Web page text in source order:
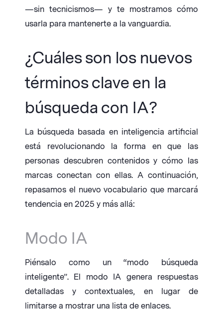
—sin tecnicismos— y te mostramos cómo
usarla para mantenerte a la vanguardia.
¿Cuáles son los nuevos
términos clave en la
búsqueda con IA?
La búsqueda basada en inteligencia artificial
está revolucionando la forma en que las
personas descubren contenidos y cómo las
marcas conectan con ellas. A continuación,
repasamos el nuevo vocabulario que marcará
tendencia en 2025 y más allá:
Modo IA
Piénsalo como un “modo búsqueda
inteligente”. El modo IA genera respuestas
detalladas y contextuales, en lugar de
limitarse a mostrar una lista de enlaces.